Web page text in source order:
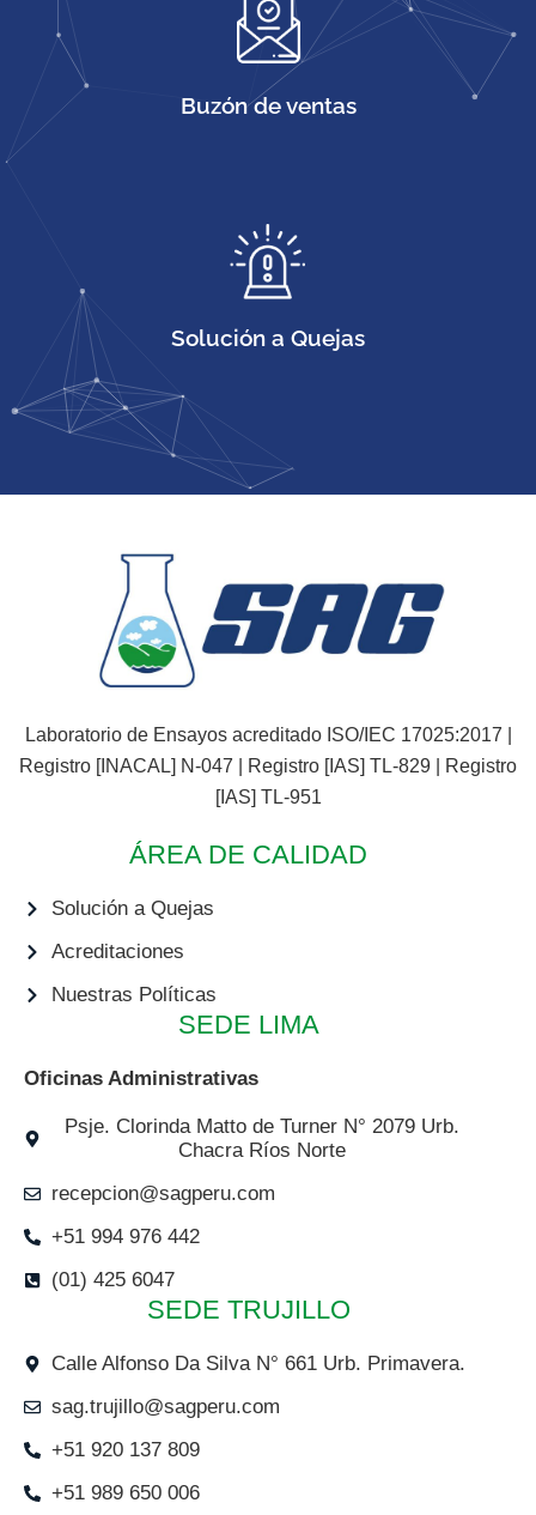
Buzón de ventas
Solución a Quejas
Laboratorio de Ensayos acreditado ISO/IEC 17025:2017 |
Registro [INACAL] N-047 | Registro [IAS] TL-829 | Registro
[IAS] TL-951
ÁREA DE CALIDAD
Solución a Quejas
Acreditaciones
Nuestras Políticas
SEDE LIMA
Oficinas Administrativas
Psje. Clorinda Matto de Turner N° 2079 Urb.
Chacra Ríos Norte
recepcion@sagperu.com
+51 994 976 442
(01) 425 6047
SEDE TRUJILLO
Calle Alfonso Da Silva N° 661 Urb. Primavera.
sag.trujillo@sagperu.com
+51 920 137 809
+51 989 650 006